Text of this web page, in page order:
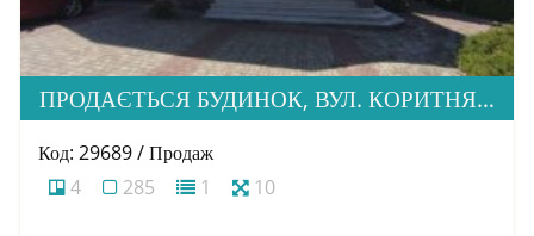
ПРОДАЄТЬСЯ БУДИНОК, ВУЛ. КОРИТНЯНСЬКА
Код: 29689 / Продаж
4
285 1 10